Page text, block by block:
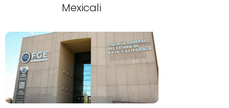
Mexicali